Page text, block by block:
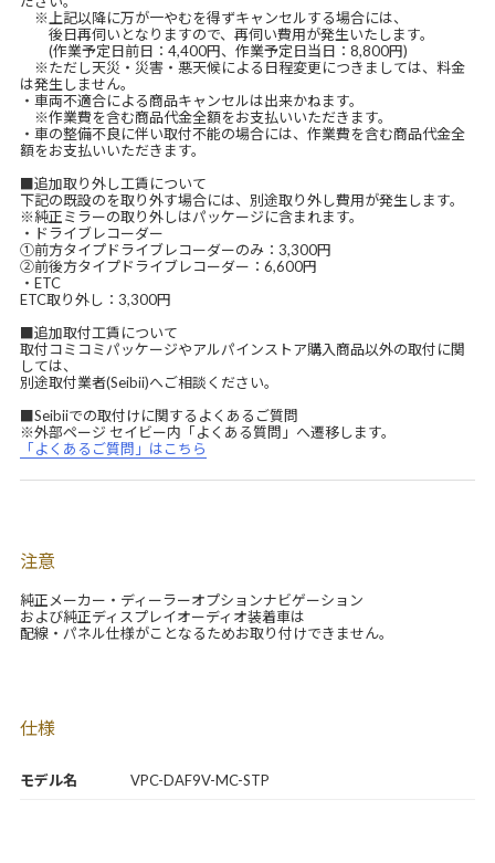
モデル名 VPC-DAF9V-MC-STP
※上記以降に万が一やむを得ずキャンセルする場合には、
後日再伺いとなりますので、再伺い費用が発生いたします。
(作業予定日前日：4,400円、作業予定日当日：8,800円)
※ただし天災・災害・悪天候による日程変更につきましては、料金
は発生しません。
・車両不適合による商品キャンセルは出来かねます。
※作業費を含む商品代金全額をお支払いいただきます。
・車の整備不良に伴い取付不能の場合には、作業費を含む商品代金全
額をお支払いいただきます。
■追加取り外し工賃について
下記の既設のを取り外す場合には、別途取り外し費用が発生します。
※純正ミラーの取り外しはパッケージに含まれます。
・ドライブレコーダー
①前方タイプドライブレコーダーのみ：3,300円
②前後方タイプドライブレコーダー：6,600円
・ETC
ETC取り外し：3,300円
■追加取付工賃について
取付コミコミパッケージやアルパインストア購入商品以外の取付に関
しては、
別途取付業者(Seibii)へご相談ください。
■Seibiiでの取付けに関するよくあるご質問
※外部ページ セイビー内「よくある質問」へ遷移します。
「よくあるご質問」はこちら
注意
純正メーカー・ディーラーオプションナビゲーション
および純正ディスプレイオーディオ装着車は
配線・パネル仕様がことなるためお取り付けできません。
仕様